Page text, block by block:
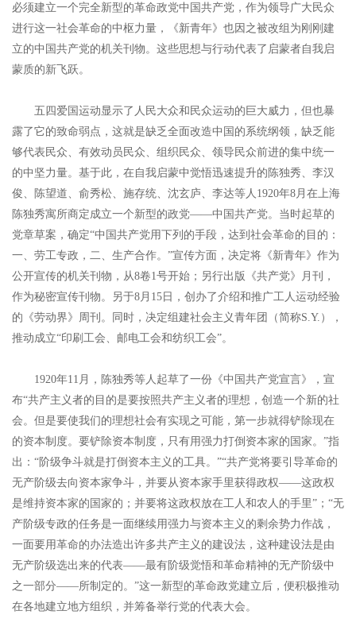
必须建立一个完全新型的革命政党中国共产党，作为领导广大民众
进行这一社会革命的中枢力量，《新青年》也因之被改组为刚刚建
立的中国共产党的机关刊物。这些思想与行动代表了启蒙者自我启
蒙质的新飞跃。
五四爱国运动显示了人民大众和民众运动的巨大威力，但也暴
露了它的致命弱点，这就是缺乏全面改造中国的系统纲领，缺乏能
够代表民众、有效动员民众、组织民众、领导民众前进的集中统一
的中坚力量。基于此，在自我启蒙中觉悟迅速提升的陈独秀、李汉
俊、陈望道、俞秀松、施存统、沈玄庐、李达等人1920年8月在上海
陈独秀寓所商定成立一个新型的政党——中国共产党。当时起草的
党章草案，确定“中国共产党用下列的手段，达到社会革命的目的：
一、劳工专政，二、生产合作。”宣传方面，决定将《新青年》作为
公开宣传的机关刊物，从8卷1号开始；另行出版《共产党》月刊，
作为秘密宣传刊物。另于8月15日，创办了介绍和推广工人运动经验
的《劳动界》周刊。同时，决定组建社会主义青年团（简称S.Y.），
推动成立“印刷工会、邮电工会和纺织工会”。
1920年11月，陈独秀等人起草了一份《中国共产党宣言》，宣
布“共产主义者的目的是要按照共产主义者的理想，创造一个新的社
会。但是要使我们的理想社会有实现之可能，第一步就得铲除现在
的资本制度。要铲除资本制度，只有用强力打倒资本家的国家。”指
出：“阶级争斗就是打倒资本主义的工具。”“共产党将要引导革命的
无产阶级去向资本家争斗，并要从资本家手里获得政权——这政权
是维持资本家的国家的；并要将这政权放在工人和农人的手里”；“无
产阶级专政的任务是一面继续用强力与资本主义的剩余势力作战，
一面要用革命的办法造出许多共产主义的建设法，这种建设法是由
无产阶级选出来的代表——最有阶级觉悟和革命精神的无产阶级中
之一部分——所制定的。”这一新型的革命政党建立后，便积极推动
在各地建立地方组织，并筹备举行党的代表大会。